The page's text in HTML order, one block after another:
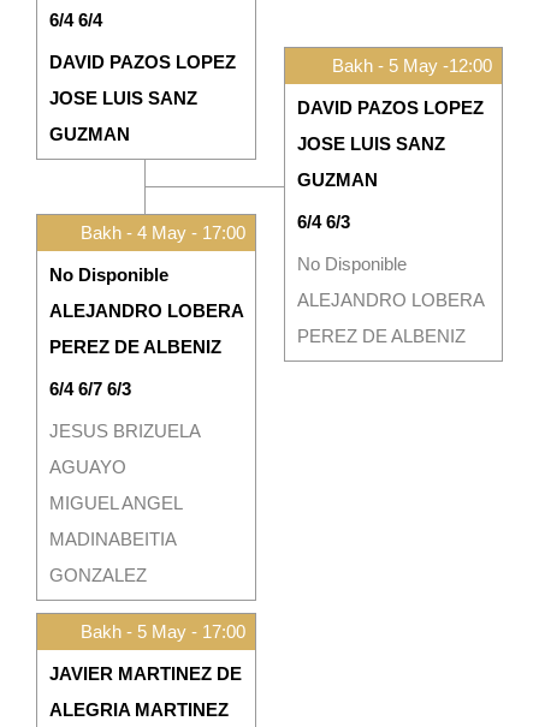
6/4 6/4
DAVID PAZOS LOPEZ
JOSE LUIS SANZ
GUZMAN
Bakh - 5 May -12:00
DAVID PAZOS LOPEZ
JOSE LUIS SANZ
GUZMAN
6/4 6/3
No Disponible
ALEJANDRO LOBERA
PEREZ DE ALBENIZ
Bakh - 4 May - 17:00
No Disponible
ALEJANDRO LOBERA
PEREZ DE ALBENIZ
6/4 6/7 6/3
JESUS BRIZUELA
AGUAYO
MIGUEL ANGEL
MADINABEITIA
GONZALEZ
Bakh - 5 May - 17:00
JAVIER MARTINEZ DE
ALEGRIA MARTINEZ